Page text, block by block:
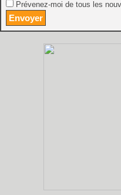
Prévenez-moi de tous les